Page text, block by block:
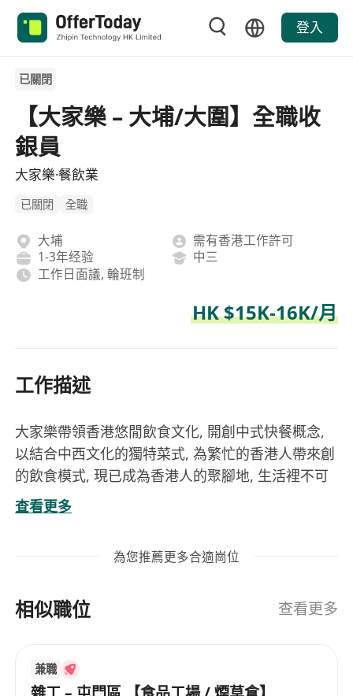
登入
已關閉
【大家樂 – 大埔/大圍】全職收
銀員
大家樂·餐飲業
已關閉 全職
大埔
需有香港工作許可
1-3年经验
中三
工作日面議, 輪班制
HK $15K-16K/月
工作描述
大家樂帶領香港悠閒飲食文化, 開創中式快餐概念,
以結合中西文化的獨特菜式, 為繁忙的香港人帶來創
的飲食模式, 現已成為香港人的聚腳地, 生活裡不可
劃缺的一部份, 外出用膳的優先選擇。
加入大家樂團隊 !
提供優質顧客服務, 處理收銀機崗位日常工作
中三程度; 1年或以上相關工作經驗
良好粵語，懂讀寫中文
查看更多
為您推薦更多合適崗位
相似職位 查看更多
兼職